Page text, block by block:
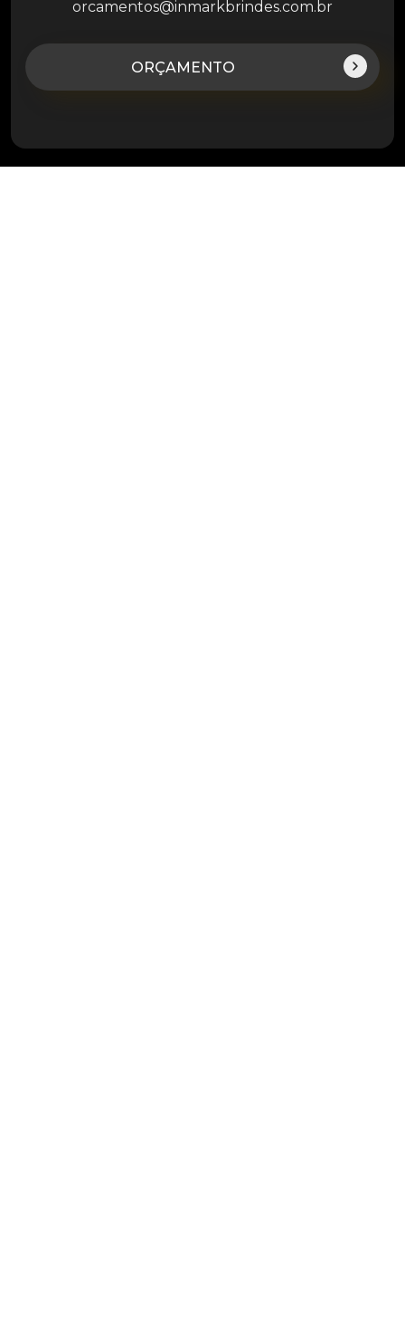
orcamentos@inmarkbrindes.com.br
ORÇAMENTO